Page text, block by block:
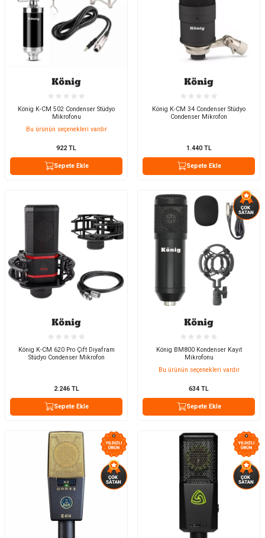
König K-CM 502 Condenser Stüdyo
Mikrofonu
Bu ürünün seçenekleri vardır
922TL
Sepete Ekle
König K-CM 34 Condenser Stüdyo
Condenser Mikrofon
1.440TL
Sepete Ekle
König K-CM 620 Pro Çift Diyafram
Stüdyo Condenser Mikrofon
2.246TL
Sepete Ekle
König BM800 Kondenser Kayıt
Mikrofonu
Bu ürünün seçenekleri vardır
634 TL
Sepete Ekle